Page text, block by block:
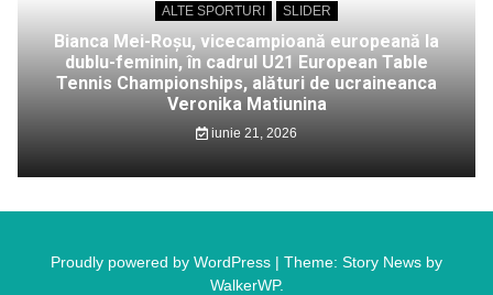
ALTE SPORTURI SLIDER
Bianca Mei-Roșu, vicecampioană europeană la
dublu-feminin, în cadrul U21 European Table
Tennis Championships, alături de ucraineanca
Veronika Matiunina
iunie 21, 2026
Proudly powered by WordPress | Theme: Story News by
WalkerWP.